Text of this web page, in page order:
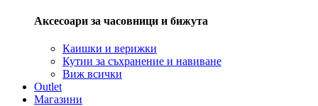
Аксесоари за часовници и бижута
Каишки и верижки
Кутии за съхранение и навиване
Виж всички
Outlet
Магазини